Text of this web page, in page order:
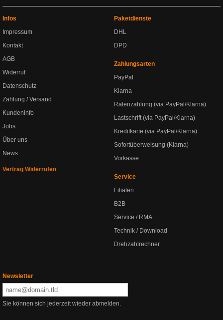
Infos
Impressum
Kontakt
AGB
Widerruf
Datenschutz
Zahlung / Versand
Kundeninfo
Jobs
Über uns
News
Vertrag Widerrufen
Paketdienste
DHL
DPD
Zahlungsarten
PayPal
Klarna
Ratenzahlung (via PayPal/Klarna)
Lastschrift (via PayPal/Klarna)
Kreditkarte (via PayPal/Klarna)
Sofortüberweisung (Klarna)
Vorkasse
Service
Filialen
B2B
Service / RMA
Technik / Download
Drehzahlrechner
Newsletter
Sie können sich jederzeit wieder abmelden.